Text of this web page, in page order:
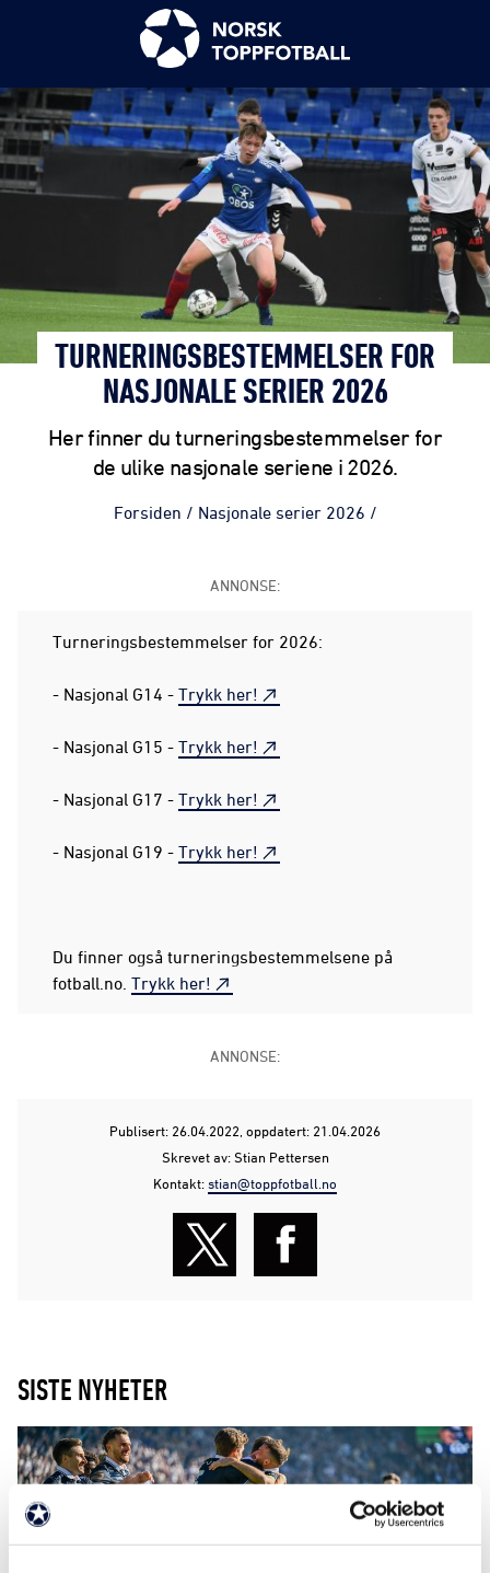
TURNERINGSBESTEMMELSER FOR
NASJONALE SERIER 2026
Her finner du turneringsbestemmelser for
de ulike nasjonale seriene i 2026.
Forsiden / Nasjonale serier 2026 /
ANNONSE:
Turneringsbestemmelser for 2026:
- Nasjonal G14 - Trykk her!
- Nasjonal G15 - Trykk her!
- Nasjonal G17 - Trykk her!
- Nasjonal G19 - Trykk her!
Du finner også turneringsbestemmelsene på
fotball.no. Trykk her!
ANNONSE:
Publisert: 26.04.2022 , oppdatert: 21.04.2026
Skrevet av: Stian Pettersen
Kontakt:stian@toppfotball.no
SISTE NYHETER